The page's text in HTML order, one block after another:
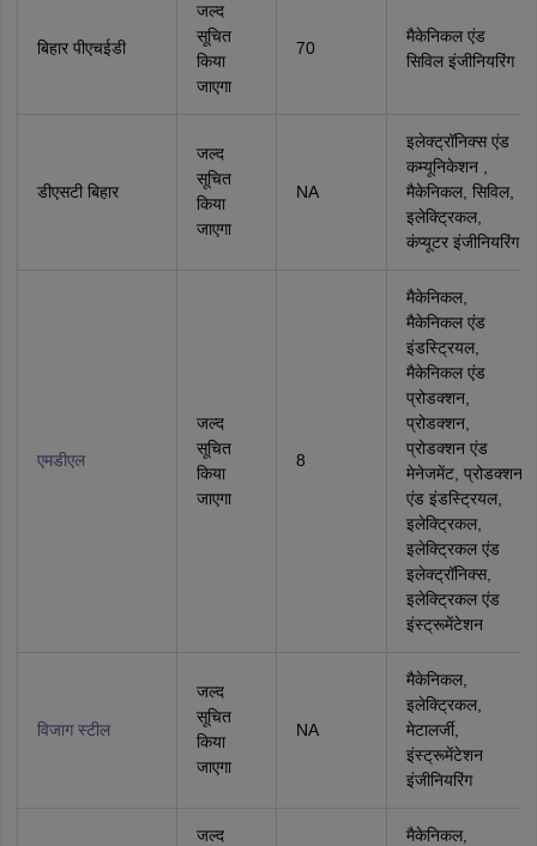
बिहार पीएचईडी
जल्द
सूचित
किया
जाएगा
70
मैकेनिकल एंड
सिविल इंजीनियरिंग
डीएसटी बिहार
जल्द
सूचित
किया
जाएगा
NA
इलेक्ट्रॉनिक्स एंड
कम्यूनिकेशन ,
मैकेनिकल, सिविल,
इलेक्ट्रिकल,
कंप्यूटर इंजीनियरिंग
एमडीएल
जल्द
सूचित
किया
जाएगा
8
मैकेनिकल,
मैकेनिकल एंड
इंडस्ट्रियल,
मैकेनिकल एंड
प्रोडक्‍शन,
प्रोडक्‍शन,
प्रोडक्‍शन एंड
मेनेजमेंट, प्रोडक्‍शन
एंड इंडस्ट्रियल,
इलेक्ट्रिकल,
इलेक्ट्रिकल एंड
इलेक्ट्रॉनिक्स,
इलेक्ट्रिकल एंड
इंस्ट्रूमेंटेशन
विजाग स्‍टील
जल्द
सूचित
किया
जाएगा
NA
मैकेनिकल,
इलेक्ट्रिकल,
मेटालर्जी,
इंस्ट्रूमेंटेशन
इंजीनियरिंग
जल्द
मैकेनिकल,